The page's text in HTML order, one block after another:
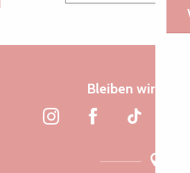
Bleiben wir